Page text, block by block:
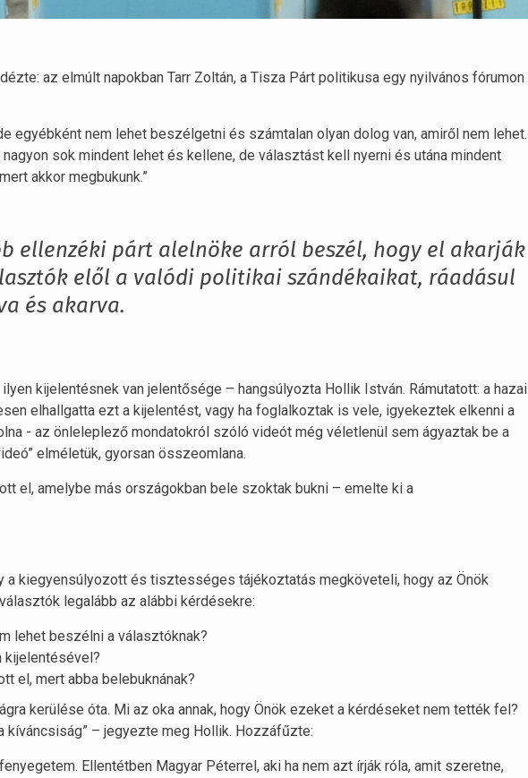
az elmúlt napokban Tarr Zoltán, a Tisza Párt politikusa egy nyilvános fórumon
egyébként nem lehet beszélgetni és számtalan olyan dolog van, amiről nem lehet.
sok mindent lehet és kellene, de választást kell nyerni és utána mindent
akkor megbukunk.”
ellenzéki párt alelnöke arról beszél, hogy el akarják
elől a valódi politikai szándékaikat, ráadásul
és akarva.
kijelentésnek van jelentősége – hangsúlyozta Hollik István. Rámutatott: a hazai
elhallgatta ezt a kijelentést, vagy ha foglalkoztak is vele, igyekeztek elkenni a
- az önleleplező mondatokról szóló videót még véletlenül sem ágyaztak be a
elméletük, gyorsan összeomlana.
el, amelybe más országokban bele szoktak bukni – emelte ki a
a kiegyensúlyozott és tisztességes tájékoztatás megköveteli, hogy az Önök
legalább az alábbi kérdésekre:
lehet beszélni a választóknak?
kijelentésével?
el, mert abba belebuknának?
kerülése óta. Mi az oka annak, hogy Önök ezeket a kérdéseket nem tették fel?
– jegyezte meg Hollik. Hozzáfűzte:
Ellentétben Magyar Péterrel, aki ha nem azt írják róla, amit szeretne,